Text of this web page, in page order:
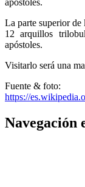
La parte superior de
12 arquillos
apóstoles.
Visitarlo será una
Fuente & foto:
https://
Navegación